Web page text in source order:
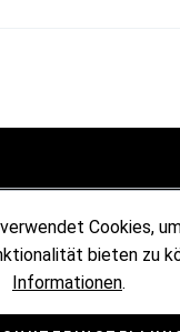
Cookies,
bieten zu
Informationen.